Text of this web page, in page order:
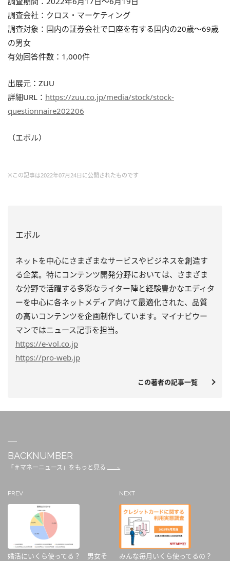
調査会社：クロス・マーケティング
調査対象：国内の証券会社で口座を有する国内の20歳〜69歳
の男女
有効回答件数：1,000件
出展元：ZUU
詳細URL： https://zuu.co.jp/media/stock/stock-
questionnaire202206
（エボル）
※この記事は2022年07月24日に公開されたものです
エボル
ネットを中心にさまざまなサービスやビジネスを創造す
る企業。特にコンテンツ開発分野においては、さまざま
な分野で活躍する多彩なライター陣と経験豊かなエディタ
ーを中心に各ネットメディア向けて最適化された、品質
の高いコンテンツを企画制作しています。マイナビウー
マンではニュース記事を担当。
https://e-vol.co.jp
https://pro-web.jp
この著者の記事一覧
BACKNUMBER
「＃マネーニュース」をもっと見る
PREV
婚活にいくら使ってる？ 男女そ
NEXT
みんな毎月いくら使ってるの？